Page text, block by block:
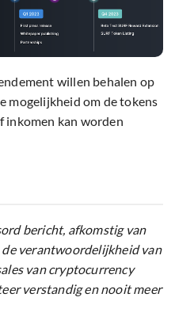
willen behalen op
mogelijkheid om de tokens
inkomen kan worden
bericht, afkomstig van
verantwoordelijkheid van
van cryptocurrency
verstandig en nooit meer